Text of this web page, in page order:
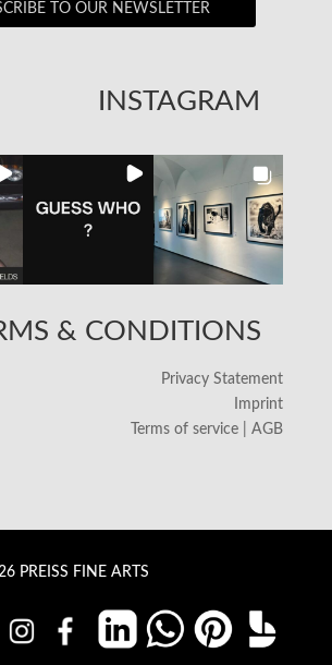
TO OUR NEWSLETTER
INSTAGRAM
& CONDITIONS
Privacy Statement
Imprint
Terms of service | AGB
PREISS FINE ARTS